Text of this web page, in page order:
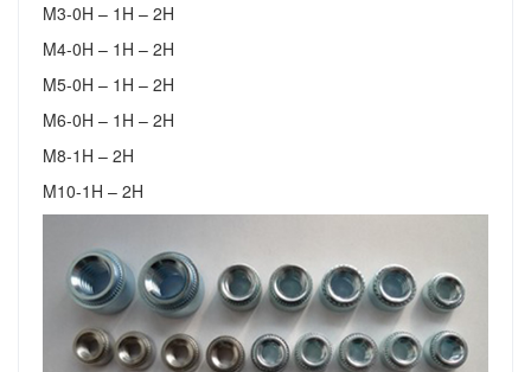
M3-0H – 1H – 2H
M4-0H – 1H – 2H
M5-0H – 1H – 2H
M6-0H – 1H – 2H
M8-1H – 2H
M10-1H – 2H